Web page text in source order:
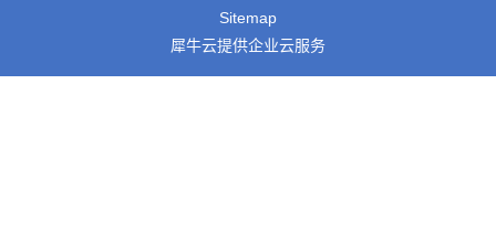
Sitemap
犀牛云提供企业云服务